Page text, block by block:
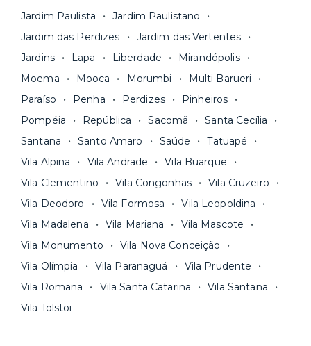
Seja uma mala ou um caminhão de mudança: é
só levar as suas coisas e começar a morar.
Simples, seguro e sem burocracia!
Jardim Paulista
Jardim Paulistano
Jardim das Perdizes
Jardim das Vertentes
Jardins
Lapa Liberdade
Mirandópolis
Moema
Mooca Morumbi
Multi Barueri
Paraíso
Penha Perdizes
Pinheiros
Pompéia
República Sacomã
Santa Cecília
Santana
Santo Amaro Saúde
Tatuapé
Vila Alpina
Vila Andrade
Vila Buarque
Vila Clementino
Vila Congonhas
Vila Cruzeiro
Vila Deodoro
Vila Formosa
Vila Leopoldina
Vila Madalena
Vila Mariana
Vila Mascote
Vila Monumento
Vila Nova Conceição
Vila Olímpia
Vila Paranaguá
Vila Prudente
Vila Romana
Vila Santa Catarina
Vila Santana
Vila Tolstoi